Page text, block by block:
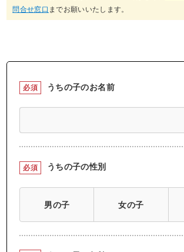
問合せ窓口 までお願いいたします。
必須 うちの子のお名前
必須 うちの子の性別
男の子 女の子